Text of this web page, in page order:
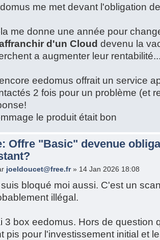
me met devant l'obligation
me donne une année pour
d'un Cloud devenu la
a augmenter leur
eedomus offrait un service
2 fois pour un problème (et
le produit était bon
Offre "Basic" devenue
joeldoucet@free.fr» 14 Jan 2026 18:08
bloqué moi aussi. C'est un
illégal.
3 box eedomus. Hors de question
pis pour l'investissement initial et